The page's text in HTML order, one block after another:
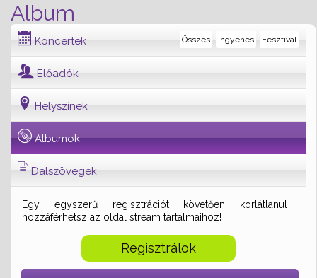
Album
Koncertek Fesztivál
Ingyenes
Összes
Előadók
Helyszínek
Albumok
Dalszövegek
Egy egyszerű regisztrációt követően korlátlanul
hozzáférhetsz az oldal stream tartalmaihoz!
Regisztrálok